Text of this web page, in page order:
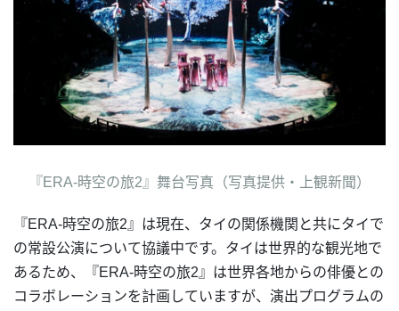
『ERA-時空の旅2』舞台写真（写真提供・上観新聞）
『ERA-時空の旅2』は現在、タイの関係機関と共にタイで
の常設公演について協議中です。タイは世界的な観光地で
あるため、『ERA-時空の旅2』は世界各地からの俳優との
コラボレーションを計画していますが、演出プログラムの